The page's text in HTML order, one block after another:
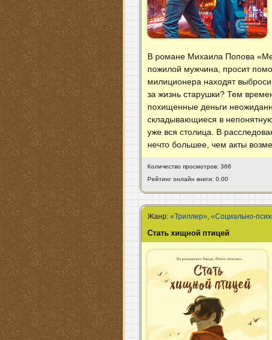
В романе Михаила Попова
пожилой мужчина, просит
милиционера находят
за жизнь старушки? Тем
похищенные деньги
складывающиеся в
уже вся столица. В
нечто большее, чем акты
Количество просмотров: 366
Рейтинг онлайн книги: 0.00
Жанр:«Триллер»,«Социально-
Стать хищной птицей